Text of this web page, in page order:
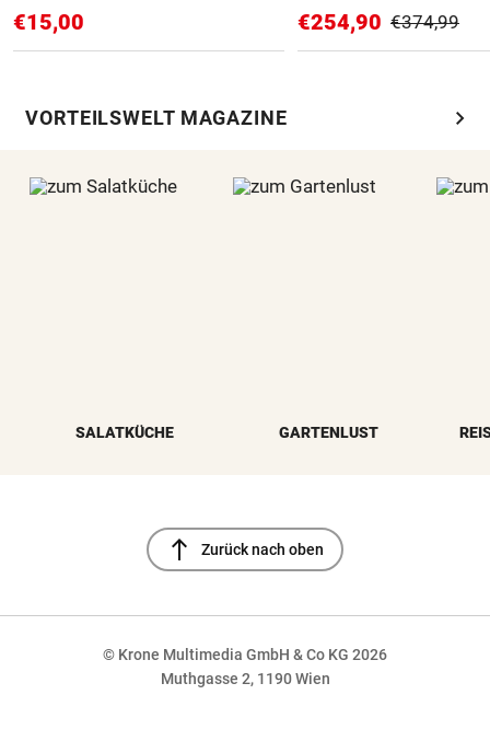
€15,00 €254,90 €374,99
VORTEILSWELT MAGAZINE chevron_right
SALATKÜCHE GARTENLUST
north Zurück nach oben
© Krone Multimedia GmbH & Co KG 2026
Muthgasse 2, 1190 Wien